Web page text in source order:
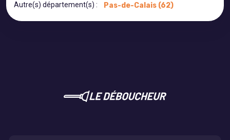
Autre(s) département(s) : Pas-de-Calais (62)